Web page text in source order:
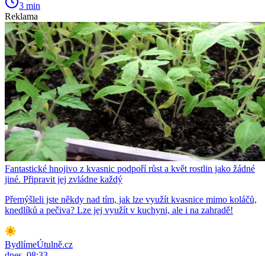
3 min
Reklama
Fantastické hnojivo z kvasnic podpoří růst a květ rostlin jako žádné
jiné. Připravit jej zvládne každý
Přemýšleli jste někdy nad tím, jak lze využít kvasnice mimo koláčů,
knedlíků a pečiva? Lze jej využít v kuchyni, ale i na zahradě!
BydlímeÚtulně.cz